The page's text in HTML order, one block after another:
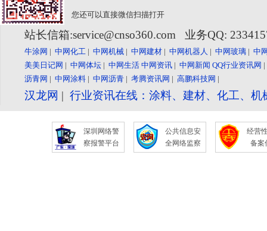
您还可以直接微信扫描打开
站长信箱:service@cnso360.com 业务QQ:
牛涂网 | 中网化工 | 中网机械 | 中网建材 | 中网机器人 | 中网玻璃 | 中
美美日记网 | 中网体坛 | 中网生活 中网资讯 | 中网新闻 QQ行业资讯网
沥青网 | 中网涂料 | 中网沥青 | 考腾资讯网 | 高鹏科技网 |
汉龙网 | 行业资讯在线：涂料、建材、化工、
深圳网络警
察报警平台
公共信息安
全网络监察
经营
备案